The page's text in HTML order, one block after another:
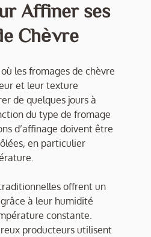
Affiner ses
Chèvre
les fromages de chèvre
et leur texture
de quelques jours à
du type de fromage
d’affinage doivent être
en particulier
offrent un
à leur humidité
constante.
producteurs utilisent